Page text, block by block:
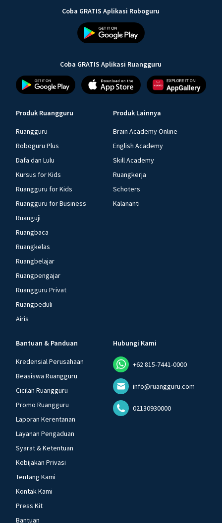
Coba GRATIS Aplikasi Roboguru
Coba GRATIS Aplikasi Ruangguru
Produk Ruangguru
Ruangguru
Roboguru Plus
Dafa dan Lulu
Kursus for Kids
Ruangguru for Kids
Ruangguru for Business
Ruanguji
Ruangbaca
Ruangkelas
Ruangbelajar
Ruangpengajar
Ruangguru Privat
Ruangpeduli
Airis
Produk Lainnya
Brain Academy Online
English Academy
Skill Academy
Ruangkerja
Schoters
Kalananti
Bantuan & Panduan
Kredensial Perusahaan
Beasiswa Ruangguru
Cicilan Ruangguru
Promo Ruangguru
Laporan Kerentanan
Layanan Pengaduan
Syarat & Ketentuan
Kebijakan Privasi
Tentang Kami
Kontak Kami
Press Kit
Bantuan
Hubungi Kami
+62 815-7441-0000
info@ruangguru.com
02130930000